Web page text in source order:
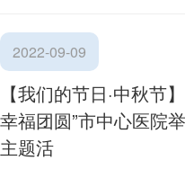
2022-09-09
【我们的节日·中秋节
幸福团圆”市中心医院
主题活